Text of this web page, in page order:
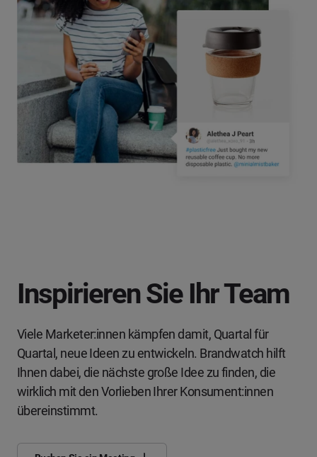
Inspirieren Sie Ihr Team
Viele Marketer:innen kämpfen damit, Quartal für
Quartal, neue Ideen zu entwickeln. Brandwatch hilft
Ihnen dabei, die nächste große Idee zu finden, die
wirklich mit den Vorlieben Ihrer Konsument:innen
übereinstimmt.